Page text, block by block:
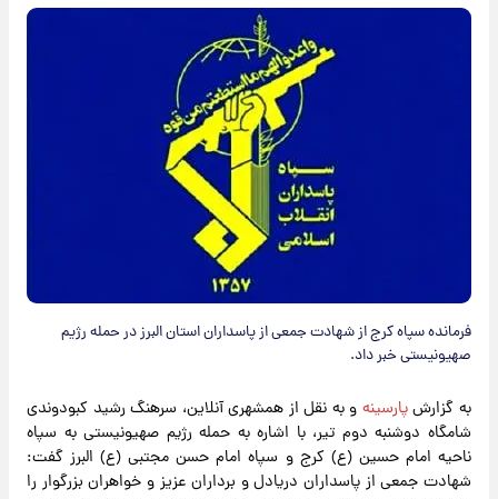
فرمانده سپاه کرج از شهادت جمعی از پاسداران استان البرز در حمله رژیم
صهیونیستی خبر داد.
به گزارشپارسینه و به نقل از همشهری آنلاین، سرهنگ رشید کبودوندی
شامگاه دوشنبه دوم تیر، با اشاره به حمله رژیم صهیونیستی به سپاه
ناحیه امام حسین (ع) کرج و سپاه امام حسن مجتبی (ع) البرز گفت:
شهادت جمعی از پاسداران دریادل و برداران عزیز و خواهران بزرگوار را